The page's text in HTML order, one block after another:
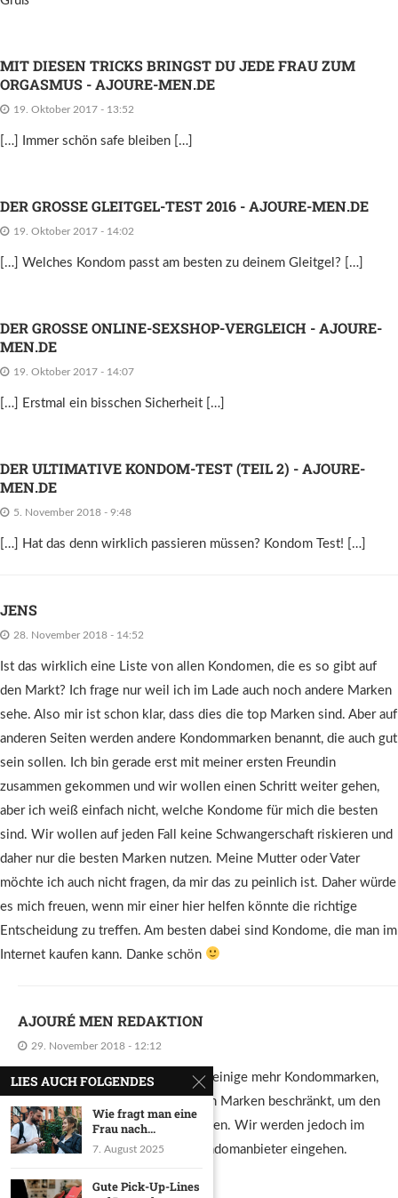
MIT DIESEN TRICKS BRINGST DU JEDE FRAU ZUM
ORGASMUS - AJOURE-MEN.DE
19. Oktober 2017 - 13:52
[…] Immer schön safe bleiben […]
DER GROSSE GLEITGEL-TEST 2016 - AJOURE-MEN.DE
19. Oktober 2017 - 14:02
[…] Welches Kondom passt am besten zu deinem Gleitgel? […]
DER GROSSE ONLINE-SEXSHOP-VERGLEICH - AJOURE-M
EN.DE
19. Oktober 2017 - 14:07
[…] Erstmal ein bisschen Sicherheit […]
DER ULTIMATIVE KONDOM-TEST (TEIL 2) - AJOURE-
MEN.DE
5. November 2018 - 9:48
[…] Hat das denn wirklich passieren müssen? Kondom Test! […]
JENS
28. November 2018 - 14:52
Ist das wirklich eine Liste von allen Kondomen, die es so gibt auf
den Markt? Ich frage nur weil ich im Lade auch noch andere Marken
sehe. Also mir ist schon klar, dass dies die top Marken sind. Aber auf
anderen Seiten werden andere Kondommarken benannt, die auch gut
sein sollen. Ich bin gerade erst mit meiner ersten Freundin
zusammen gekommen und wir wollen einen Schritt weiter gehen,
aber ich weiß einfach nicht, welche Kondome für mich die besten
sind. Wir wollen auf jeden Fall keine Schwangerschaft riskieren und
daher nur die besten Marken nutzen. Meine Mutter oder Vater
möchte ich auch nicht fragen, da mir das zu peinlich ist. Daher würde
es mich freuen, wenn mir einer hier helfen könnte die richtige
Entscheidung zu treffen. Am besten dabei sind Kondome, die man im
Internet kaufen kann. Danke schön
AJOURÉ MEN REDAKTION
29. November 2018 - 12:12
Hallo Jens, es gibt natürlich noch einige mehr Kondommarken,
wir haben uns auf die beliebtesten Marken beschränkt, um den
Rahmen des Tests nicht zu sprengen. Wir werden jedoch im
nächsten Teil auch auf andere Kondomanbieter eingehen.
LIES AUCH FOLGENDES
Wie fragt man eine
Frau nach...
7. August 2025
Gute Pick-Up-Lines